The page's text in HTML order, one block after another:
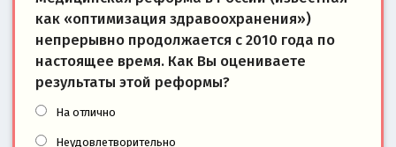
как «оптимизация здравоохранения»)
непрерывно продолжается с 2010 года по
настоящее время. Как Вы оцениваете
результаты этой реформы?
На отлично
Неудовлетворительно